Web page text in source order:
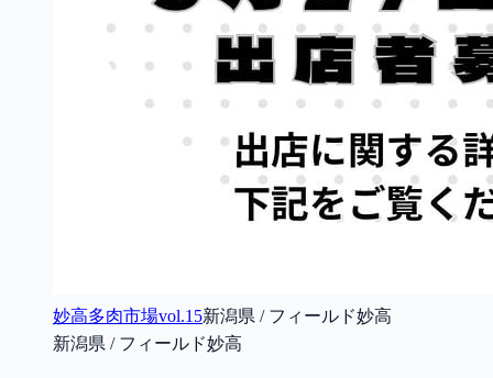
妙高多肉市場vol.15新潟県 / フィールド妙高
新潟県 / フィールド妙高